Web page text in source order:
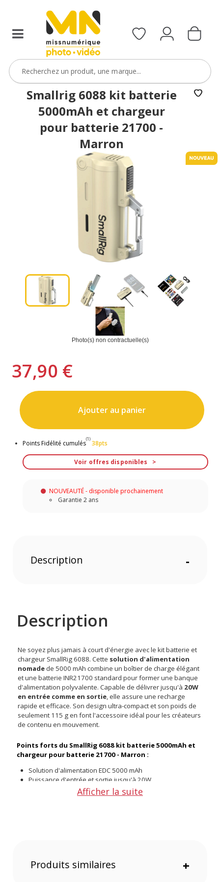
compact,
bridge
ou
étanche)
BoitierBatterie5
VOIR L'OFFRE
Smallrig 6088 kit batterie
5000mAh et chargeur
pour batterie 21700 -
Marron
Photo(s) non contractuelle(s)
37,90 €
Ajouter au panier
Points Fidélité cumulés
(1)
38pts
Voir offres disponibles
NOUVEAUTÉ - disponible prochainement
Garantie 2 ans
Description -
Description
Ne soyez plus jamais à court d'énergie avec le kit batterie et
chargeur SmallRig 6088. Cette solution d'alimentation
nomade de 5000 mAh combine un boîtier de charge élégant
et une batterie INR21700 standard pour former une banque
d'alimentation polyvalente. Capable de délivrer jusqu'à 20W
en entrée comme en sortie, elle assure une recharge
rapide et efficace. Son design ultra-compact et son poids de
seulement 115 g en font l'accessoire idéal pour les créateurs
de contenu en mouvement.
Points forts du SmallRig 6088 kit batterie 5000mAh et
chargeur pour batterie 21700 - Marron :
Solution d'alimentation EDC 5000 mAh
Puissance d'entrée et sortie jusqu'à 20W
Mousqueton intégré en aluminium aviation
Conception ultra-légère de 115 g
intégré en aluminium de qualité aviation. Il se fixe solidement
Afficher la suite
Produits similaires +